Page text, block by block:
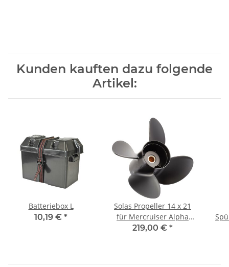
Kunden kauften dazu folgende
Artikel:
Batteriebox L
10,19 € *
Solas Propeller 14 x 21
für Mercruiser Alpha
One & Bravo 1 4-Blatt 15
219,00 € *